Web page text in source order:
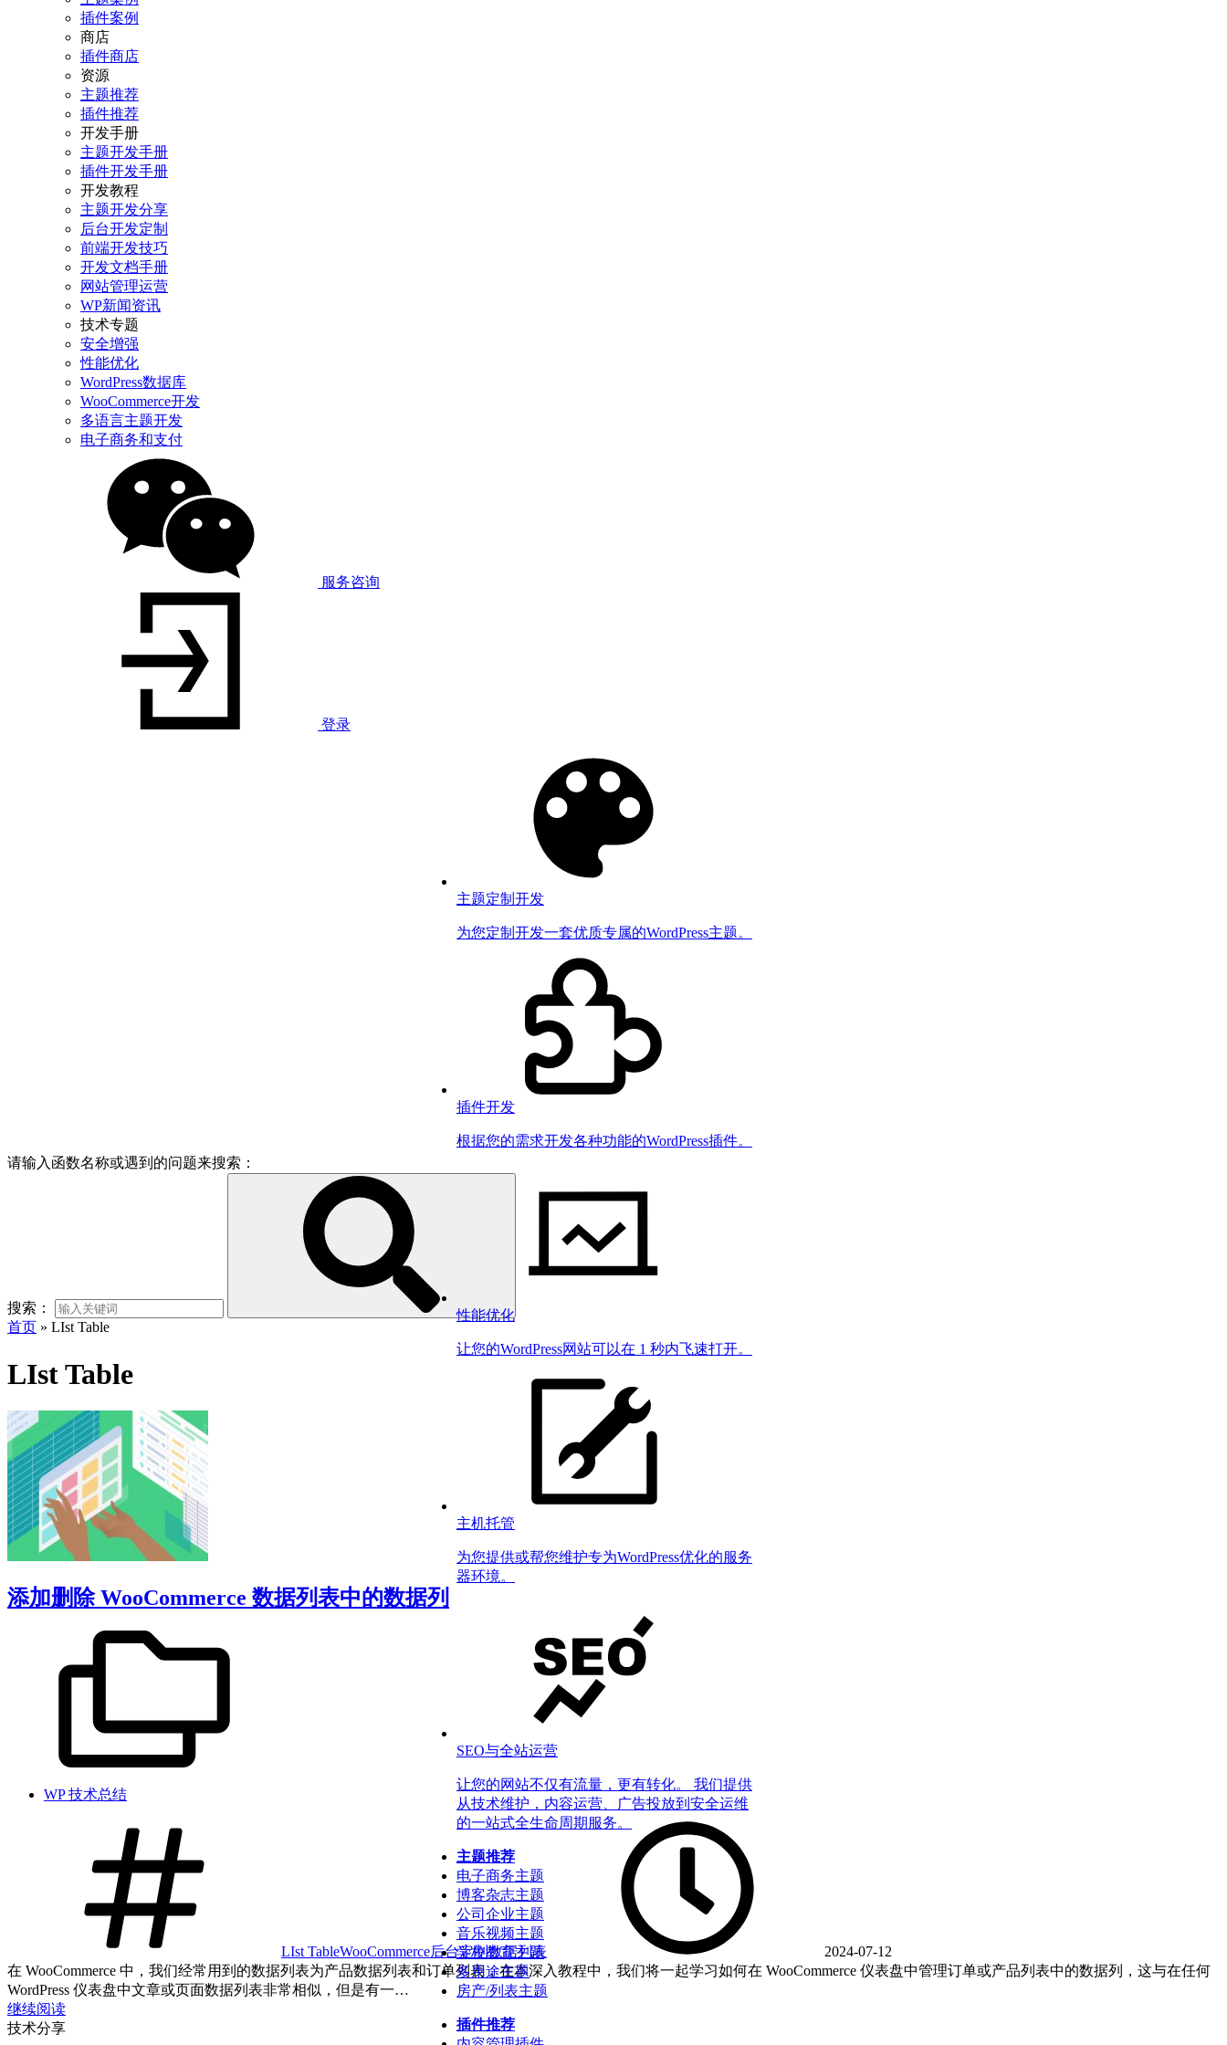
插件案例
商店
插件商店
资源
主题推荐
插件推荐
开发手册
主题开发手册
插件开发手册
开发教程
主题开发分享
后台开发定制
前端开发技巧
开发文档手册
网站管理运营
WP新闻资讯
技术专题
安全增强
性能优化
WordPress数据库
WooCommerce开发
多语言主题开发
电子商务和支付
服务咨询
登录
主题定制开发
为您定制开发一套优质专属的WordPress主题。
插件开发
根据您的需求开发各种功能的WordPress插件。
性能优化
让您的WordPress网站可以在 1 秒内飞速打开。
主机托管
为您提供或帮您维护专为WordPress优化的服务
器环境。
SEO与全站运营
让您的网站不仅有流量，更有转化。 我们提供
从技术维护，内容运营、广告投放到安全运维
的一站式全生命周期服务。
主题推荐
电子商务主题
博客杂志主题
公司企业主题
音乐视频主题
学校教育主题
多用途主题
房产/列表主题
插件推荐
请输入函数名称或遇到的问题来搜索：
搜索：
首页 » LIst Table
LIst Table
添加删除 WooCommerce 数据列表中的数据列
WP 技术总结
LIst TableWooCommerce后台定制数据列表
2024-07-12
在 WooCommerce 中，我们经常用到的数据列表为产品数据列表和订单列表，在本深入教程中，我们将一起学习如何在 WooCommerce 仪表盘中管理订单或产品列表中的数据列，这与在任何
WordPress 仪表盘中文章或页面数据列表非常相似，但是有一…
继续阅读
技术分享